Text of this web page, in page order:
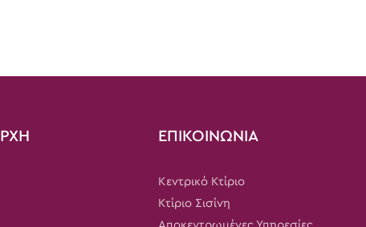
ΕΠΙΚΟΙΝΩΝΙΑ
Κεντρικό Κτίριο
Κτίριο Σισίνη